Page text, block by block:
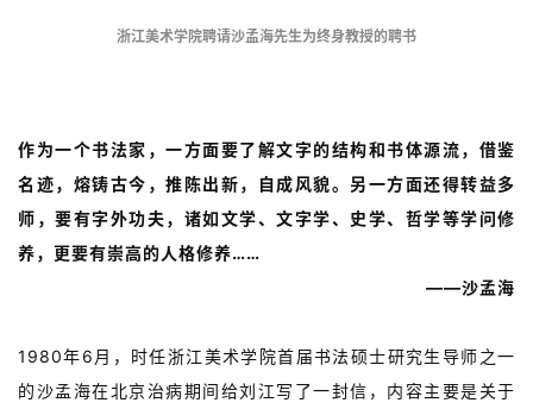
浙江美术学院聘请沙孟海先生为终身教授的聘书
作为一个书法家，一方面要了解文字的结构和书体源流，借鉴
名迹，熔铸古今，推陈出新，自成风貌。另一方面还得转益多
师，要有字外功夫，诸如文学、文字学、史学、哲学等学问修
养，更要有崇高的人格修养……
——沙孟海
1980年6月，时任浙江美术学院首届书法硕士研究生导师之一
的沙孟海在北京治病期间给刘江写了一封信，内容主要是关于